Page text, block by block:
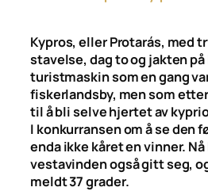
Kypros, eller Protarás, med
stavelse, dag to og jakten
turistmaskin som en gang
fiskerlandsby, men som
til å bli selve hjertet av
I konkurransen om å se den
enda ikke kåret en vinner.
vestavinden også gitt seg,
meldt 37 grader.